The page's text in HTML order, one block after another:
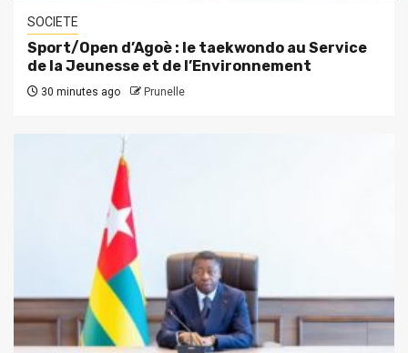
SOCIETE
Sport/Open d’Agoè : le taekwondo au Service
de la Jeunesse et de l’Environnement
30 minutes ago Prunelle